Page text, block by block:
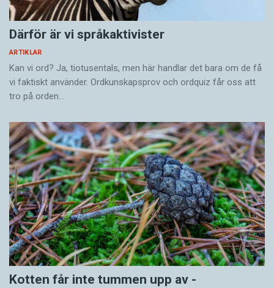
Därför är vi språkaktivister
ARTIKLAR
Kan vi ord? Ja, tiotusentals, men här handlar det bara om de få
vi faktiskt använder. Ordkunskapsprov och ordquiz får oss att
tro på orden…
Kotten får inte tummen upp av ­